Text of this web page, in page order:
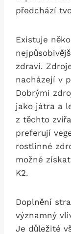
předchází
Existuje
zdraví.
nacházejí v
Dobrými
jako játra a
z těchto
preferují
rostlinné
možné
K2.
Doplnění
významný
Je důležité